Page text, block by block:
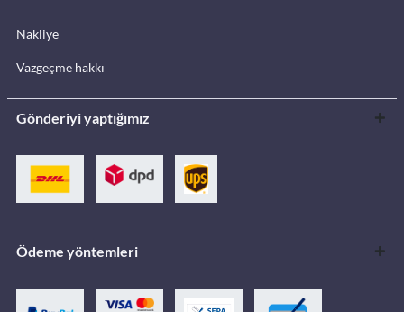
Nakliye
Vazgeçme hakkı
Gönderiyi yaptığımız
Ödeme yöntemleri